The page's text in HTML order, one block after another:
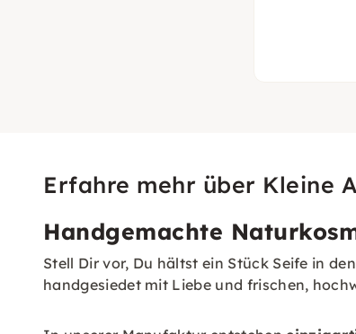
Erfahre mehr über Kleine
Handgemachte
Stell Dir vor, Du hältst ein Stück Seife in
handgesiedet mit Liebe und frischen,